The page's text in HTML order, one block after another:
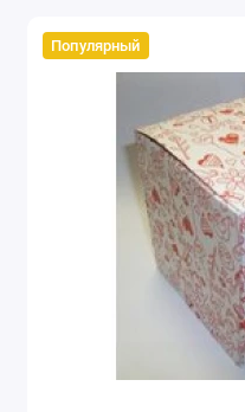
Популярный